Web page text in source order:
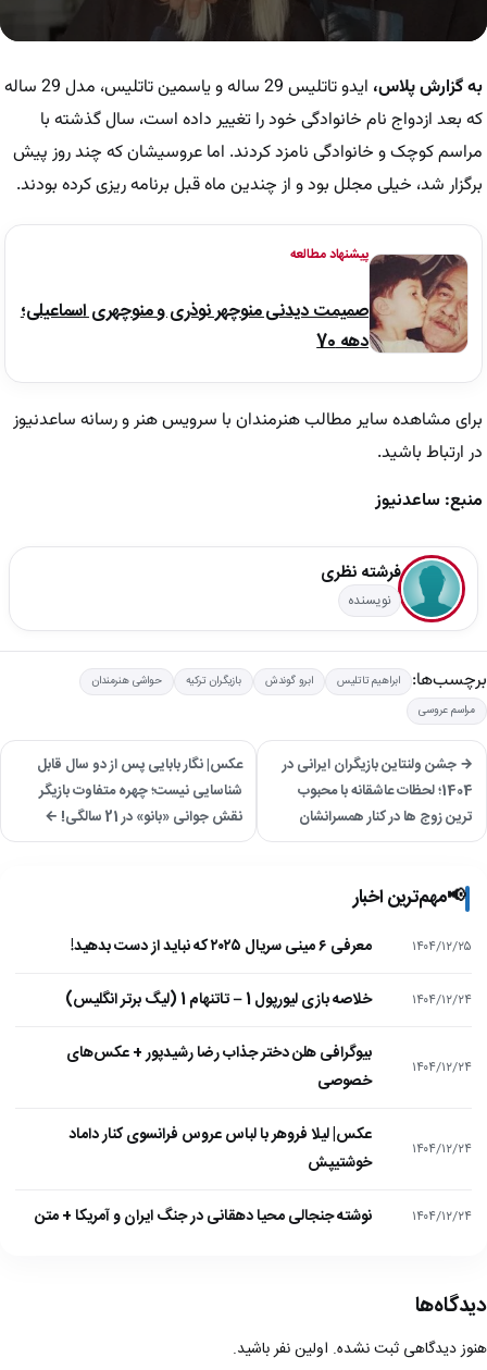
of
seconds
به گزارش پلاس،
ایدو تاتلیس 29 ساله و یاسمین تاتلیس، مدل 29 ساله
که بعد ازدواج نام خانوادگی خود را تغییر داده است، سال گذشته با
مراسم کوچک و خانوادگی نامزد کردند. اما عروسیشان که چند روز پیش
برگزار شد، خیلی مجلل بود و از چندین ماه قبل برنامه ریزی کرده بودند.
پیشنهاد مطالعه
صمیمت دیدنی منوچهر نوذری و منوچهری اسماعیلی؛
دهه 70
برای مشاهده سایر مطالب هنرمندان با سرویس هنر و رسانه ساعدنیوز
در ارتباط باشید.
منبع: ساعدنیوز
فرشته نظری
نویسنده
برچسب‌ها: ابراهیم تاتلیس ابرو گوندش بازیگران ترکیه
حواشی هنرمندان
مراسم عروسی
→ جشن ولنتاین بازیگران ایرانی در
1404؛ لحظات عاشقانه با محبوب
ترین زوج ها در کنار همسرانشان
عکس| نگار بابایی پس از دو سال قابل
شناسایی نیست؛ چهره متفاوت بازیگر
نقش جوانی «بانو» در 21 سالگی! ←
📢مهم‌ترین اخبار
۱۴۰۴/۱۲/۲۵ معرفی ۶ مینی سریال ۲۰۲۵ که نباید از دست بدهید!
۱۴۰۴/۱۲/۲۴ خلاصه بازی لیورپول 1 – تاتنهام 1 (لیگ برتر انگلیس)
۱۴۰۴/۱۲/۲۴
بیوگرافی هلن دختر جذاب رضا رشیدپور + عکس‌های
خصوصی
۱۴۰۴/۱۲/۲۴
عکس| لیلا فروهر با لباس عروس فرانسوی کنار داماد
خوشتیپش
۱۴۰۴/۱۲/۲۴ نوشته جنجالی محیا دهقانی در جنگ ایران و آمریکا + متن
دیدگاه‌ها
هنوز دیدگاهی ثبت نشده. اولین نفر باشید.